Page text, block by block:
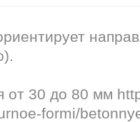
от 30 до 80 мм
formi/